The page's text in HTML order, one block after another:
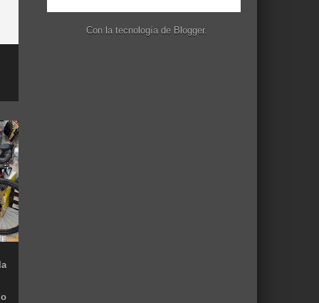
Con la tecnología de Blogger.